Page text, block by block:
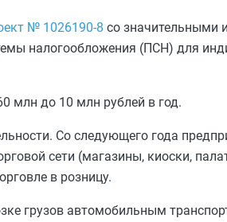
№ 1026190-8 со значительными
налогообложения (ПСН) для
млн до 10 млн рублей в год.
Со следующего года
сети (магазины, киоски,
в розницу.
грузов автомобильным